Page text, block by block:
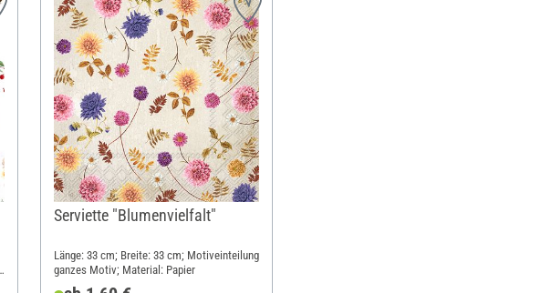
Serviette "Blumenvielfalt"
Länge: 33 cm; Breite: 33 cm; Motiveinteilung
ganzes Motiv; Material: Papier